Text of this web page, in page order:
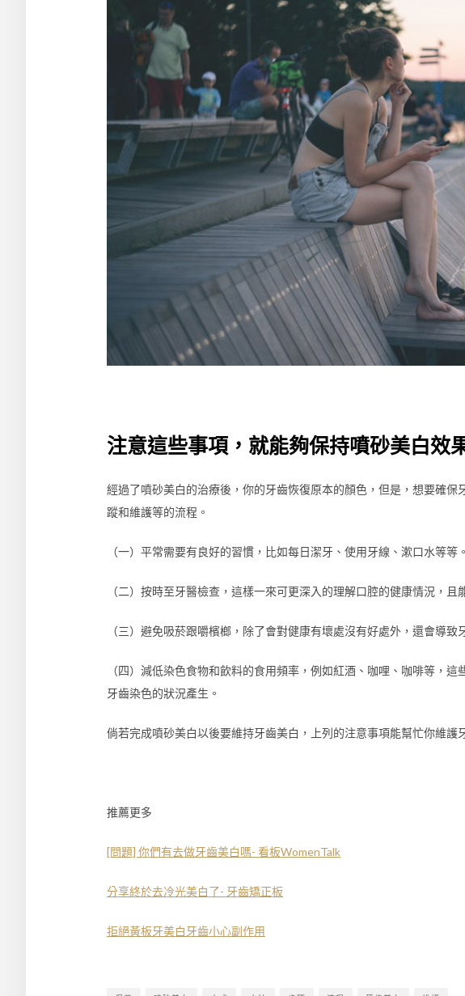
注意這些事項，就能夠保持噴砂美白效
經過了噴砂美白的治療後，你的牙齒恢復原本的顏色，但是，想要確
蹤和維護等的流程。
（一）平常需要有良好的習慣，比如每日潔牙、使用牙線、漱口水等等。
（二）按時至牙醫檢查，這樣一來可更深入的理解口腔的健康情況，
（三）避免吸菸跟嚼檳榔，除了會對健康有壞處沒有好處外，還會導致
（四）減低染色食物和飲料的食用頻率，例如紅酒、咖哩、咖啡等，
牙齒染色的狀況產生。
倘若完成噴砂美白以後要維持牙齒美白，上列的注意事項能幫忙你維護
推薦更多
[問題] 你們有去做牙齒美白嗎- 看板WomenTalk
分享終於去冷光美白了- 牙齒矯正板
拒絕黃板牙美白牙齒小心副作用